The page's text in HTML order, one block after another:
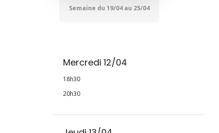
Semaine du 19/04 au 25/04
Mercredi 12/04
18h30
20h30